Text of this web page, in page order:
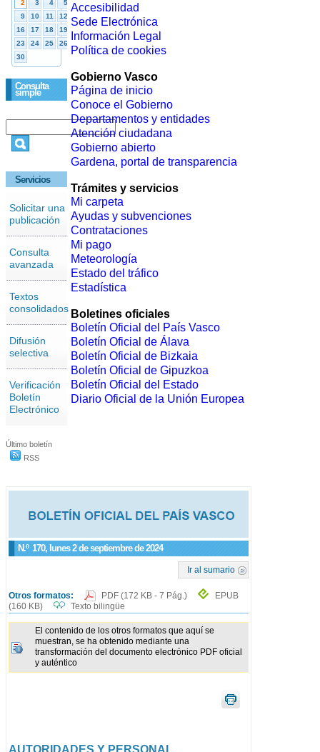
Consulta
simple
Servicios
Solicitar una
publicación
Consulta
avanzada
Textos
consolidados
Difusión
selectiva
Verificación
Boletín
Electrónico
Último boletín
RSS
N.º 170, lunes 2 de septiembre de 2024
Ir al sumario
Otros formatos: PDF (172 KB - 7 Pág.)
EPUB
(160 KB)
Texto bilingüe
El contenido de los otros formatos que aquí se
muestran, se ha obtenido mediante una
transformación del documento electrónico PDF oficial
y auténtico
AUTORIDADES Y PERSONAL
Accesibilidad
Sede Electrónica
Información Legal
Política de cookies
Gobierno Vasco
Página de inicio
Conoce el Gobierno
Departamentos y entidades
Atención ciudadana
Gobierno abierto
Gardena, portal de transparencia
Trámites y servicios
Mi carpeta
Ayudas y subvenciones
Contrataciones
Mi pago
Meteorología
Estado del tráfico
Estadística
Boletines oficiales
Boletín Oficial del País Vasco
Boletín Oficial de Álava
Boletín Oficial de Bizkaia
Boletín Oficial de Gipuzkoa
Boletín Oficial del Estado
Diario Oficial de la Unión Europea